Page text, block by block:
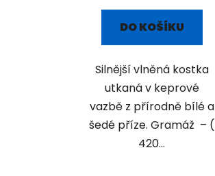
DO KOŠÍKU
Silnější vlněná kostka
utkaná v keprové
vazbě z přírodně bílé a
šedé příze. Gramáž – (
420...